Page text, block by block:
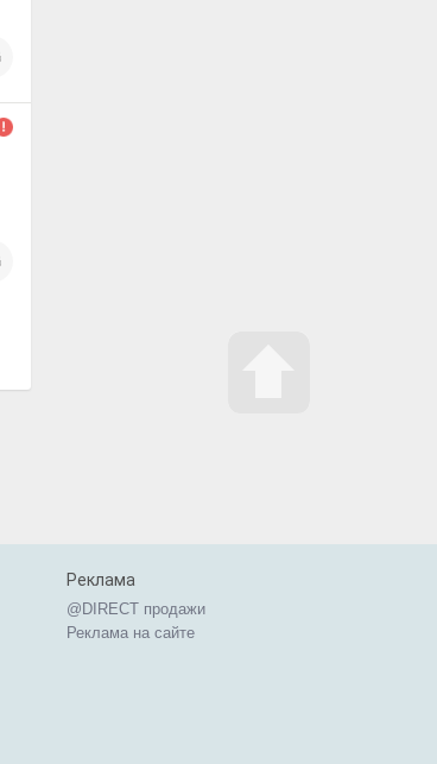
Реклама
@DIRECT продажи
Реклама на сайте